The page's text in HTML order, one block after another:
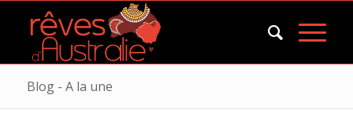
Blog - A la une